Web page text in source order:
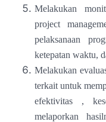
Melakukan
project
pelaksanaan
ketepatan waktu,
Melakukan
terkait untuk
efektivitas ,
melaporkan